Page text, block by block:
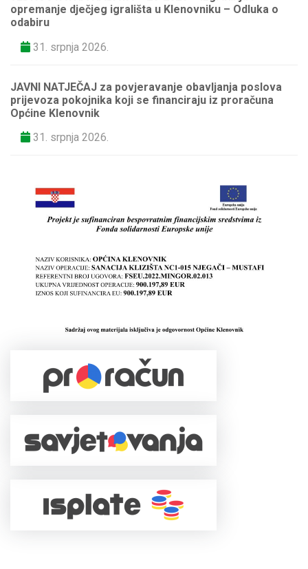
opremanje dječjeg igrališta u Klenovniku – Odluka o
odabiru
31. srpnja 2026.
JAVNI NATJEČAJ za povjeravanje obavljanja poslova
prijevoza pokojnika koji se financiraju iz proračuna
Općine Klenovnik
31. srpnja 2026.